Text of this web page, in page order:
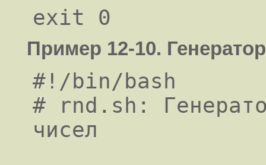
Пример 12-10.
#!/bin/bash
# rnd.sh:
чисел